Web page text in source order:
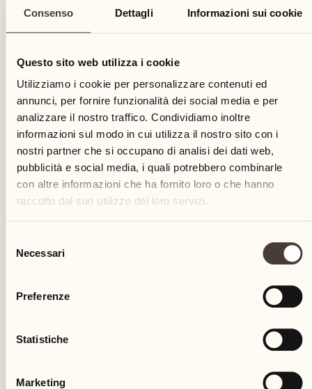
Consenso Dettagli Informazioni sui cookie
Questo sito web utilizza i cookie
Utilizziamo i cookie per personalizzare contenuti ed
annunci, per fornire funzionalità dei social media e per
analizzare il nostro traffico. Condividiamo inoltre
informazioni sul modo in cui utilizza il nostro sito con i
nostri partner che si occupano di analisi dei dati web,
pubblicità e social media, i quali potrebbero combinarle
con altre informazioni che ha fornito loro o che hanno
raccolto dal suo utilizzo dei loro servizi.
delNecessari
Preferenze
Statistiche
Marketing
ingredienti freschi di giardino con Giovanna
SCOPRA DI PIÙ
05